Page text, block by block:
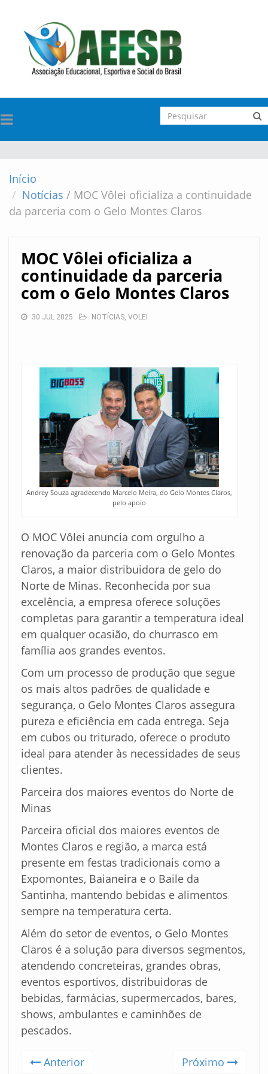
TOGGLE
NAVIGATION
Início
Notícias / MOC Vôlei oficializa a continuidade
da parceria com o Gelo Montes Claros
MOC Vôlei oficializa a
continuidade da parceria
com o Gelo Montes Claros
30 JUL 2025 NOTÍCIAS, VOLEI
Andrey Souza agradecendo Marcelo Meira, do Gelo Montes Claros,
pelo apoio
O MOC Vôlei anuncia com orgulho a
renovação da parceria com o Gelo Montes
Claros, a maior distribuidora de gelo do
Norte de Minas. Reconhecida por sua
excelência, a empresa oferece soluções
completas para garantir a temperatura ideal
em qualquer ocasião, do churrasco em
família aos grandes eventos.
Com um processo de produção que segue
os mais altos padrões de qualidade e
segurança, o Gelo Montes Claros assegura
pureza e eficiência em cada entrega. Seja
em cubos ou triturado, oferece o produto
ideal para atender às necessidades de seus
clientes.
Parceira dos maiores eventos do Norte de
Minas
Parceira oficial dos maiores eventos de
Montes Claros e região, a marca está
presente em festas tradicionais como a
Expomontes, Baianeira e o Baile da
Santinha, mantendo bebidas e alimentos
sempre na temperatura certa.
Além do setor de eventos, o Gelo Montes
Claros é a solução para diversos segmentos,
atendendo concreteiras, grandes obras,
eventos esportivos, distribuidoras de
bebidas, farmácias, supermercados, bares,
shows, ambulantes e caminhões de
pescados.
Anterior Próximo